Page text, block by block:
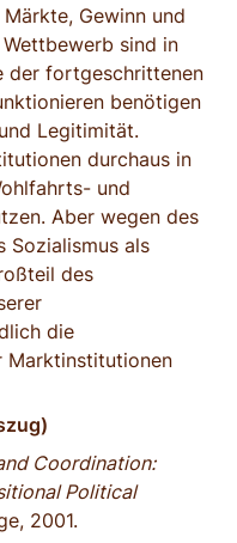
Gewinn und
sind in
der fortgeschrittenen
benötigen
Legitimität.
durchaus in
und
Aber wegen des
Sozialismus als
des
die
Marktinstitutionen
Coordination:
Political
2001.